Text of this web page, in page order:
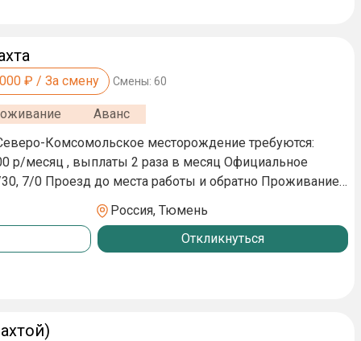
₽ / За смену Смены: 60
Аванс
, выплаты 2 раза в месяц Официальное
30, 7/0 Проезд до места работы и обратно Проживание
питание Спецодежда
Россия, Тюмень
Откликнуться